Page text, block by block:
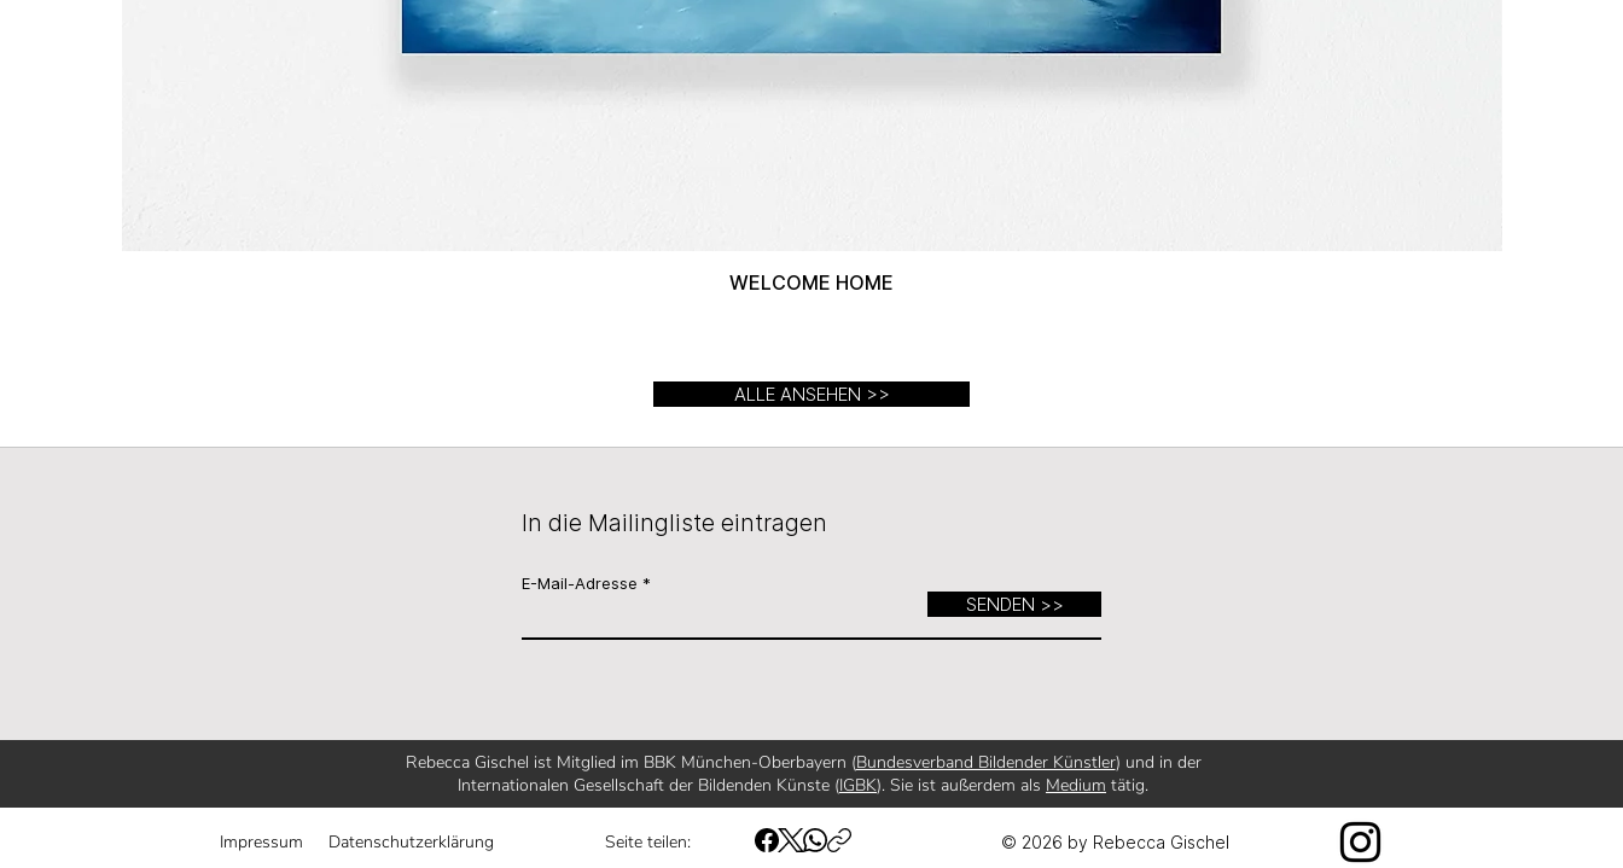
WELCOME HOME
ALLE ANSEHEN >>
In die Mailingliste eintragen
E-Mail-Adresse
SENDEN >>
Rebecca Gischel ist Mitglied im BBK München-Oberbayern (Bundesverband Bildender Künstler) und in der
Internationalen Gesellschaft der Bildenden Künste (IGBK). Sie ist außerdem als Medium tätig.
Impressum Datenschutzerklärung Seite teilen: © 2026 by Rebecca Gischel